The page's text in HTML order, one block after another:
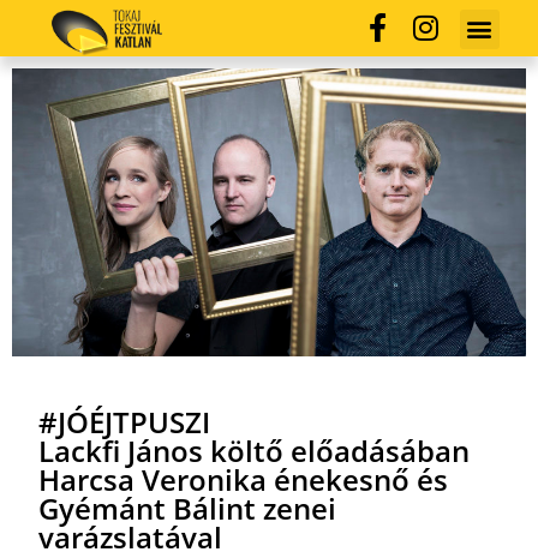
#JÓÉJTPUSZI
Lackfi János költő előadásában
Harcsa Veronika énekesnő és
Gyémánt Bálint zenei
varázslatával